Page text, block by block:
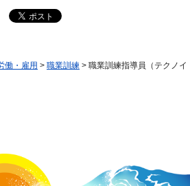
働・雇用 > 職業訓練 > 職業訓練指導員（テクノイ